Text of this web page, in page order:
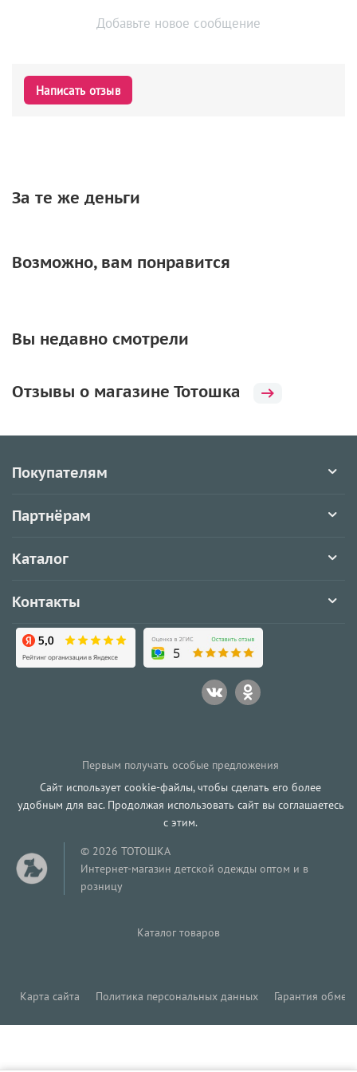
Добавьте новое сообщение
Написать отзыв
За те же деньги
Возможно, вам понравится
Вы недавно смотрели
Отзывы о магазине Тотошка
Покупателям
Партнёрам
Каталог
Контакты
Первым получать особые предложения
Сайт использует cookie-файлы, чтобы сделать его более
удобным для вас. Продолжая использовать сайт вы соглашаетесь
с этим.
© 2026 ТОТОШКА
Интернет-магазин детской одежды оптом и в
розницу
Каталог товаров
Карта сайта Политика персональных данных Гарантия